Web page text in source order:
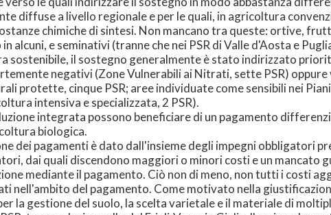
diffuse a livello regionale e per le quali, in agricoltura
chimiche di sintesi. Non mancano tra queste: ortive,
alcuni, e seminativi (tranne che nei PSR di Valle d'Aosta e
sostenibile, il sostegno generalmente è stato indirizzato
negativi (Zone Vulnerabili ai Nitrati, sette PSR)
protette, cinque PSR; aree individuate come sensibili nei
intensiva e specializzata, 2 PSR).
integrata possono beneficiare di un pagamento
biologica.
dei pagamenti è dato dall'insieme degli impegni obbligatori
dai quali discendono maggiori o minori costi e un mancato
mediante il pagamento. Ciò non di meno, non tutti i costi
nell'ambito del pagamento. Come motivato nella
la gestione del suolo, la scelta varietale e il materiale di